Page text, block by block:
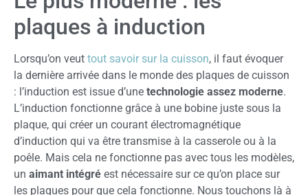
plaques à induction
Lorsqu’on veut tout savoir sur la cuisson, il faut évoquer
la dernière arrivée dans le monde des plaques de cuisson
: l’induction est issue d’une technologie assez moderne.
L’induction fonctionne grâce à une bobine juste sous la
plaque, qui créer un courant électromagnétique
d’induction qui va être transmise à la casserole ou à la
poêle. Mais cela ne fonctionne pas avec tous les modèles,
un aimant intégré est nécessaire sur ce qu’on place sur
les plaques pour que cela fonctionne. Nous touchons là à